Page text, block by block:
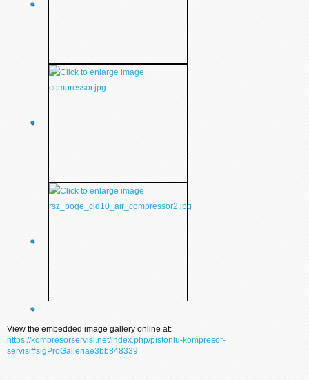
View the embedded image gallery online at:
https://kompresorservisi.net/index.php/pistonlu-kompresor-
servisi#sigProGalleriae3bb848339